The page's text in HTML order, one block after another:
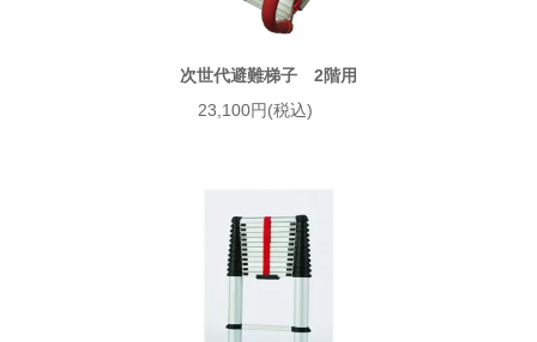
次世代避難梯子 2階用
23,100円(税込)